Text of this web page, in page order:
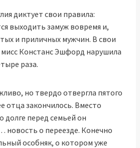
диктует свои правила:
выходить замуж вовремя и,
и приличных мужчин. В свои
Констанс Эшфорд нарушила
раза.
но твердо отвергла пятого
отца закончилось. Вместо
долге перед семьей он
новость о переезде. Конечно
особняк, о котором уже